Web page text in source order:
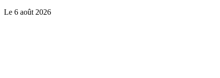
Le 6 août 2026